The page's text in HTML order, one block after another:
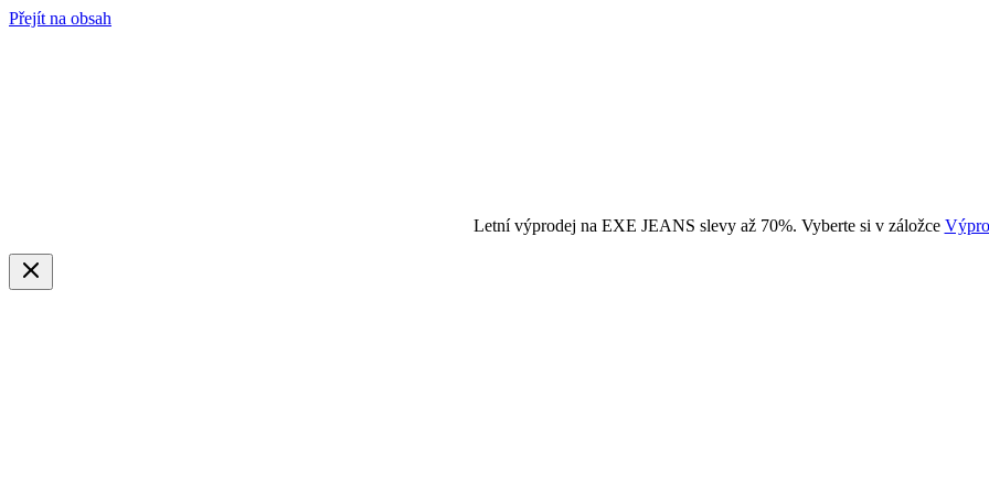
Přejít na obsah
Letní výprodej na EXE JEANS slevy až 70%. Vyberte si v záložce